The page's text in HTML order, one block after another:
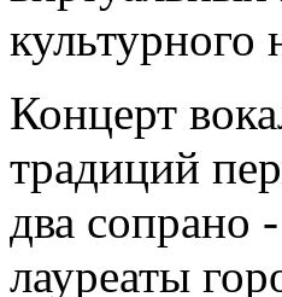
Концерт
традиций
два
лауреаты